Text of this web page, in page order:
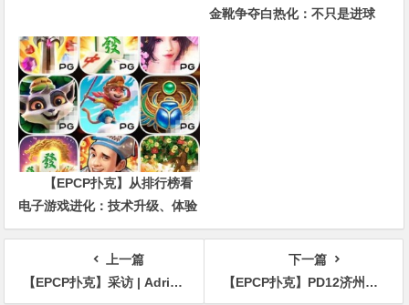
金靴争夺白热化：不只是进球
【EPCP扑克】从排行榜看
电子游戏进化：技术升级、体验
创新与未来趋势
上一篇
【EPCP扑克】采访 | Adrian Mateos-充满激情、风险和成功的旅程
下一篇
【EPCP扑克】PD12济州站 | 多位QQPK中国战队成员从主赛第一轮晋级！主赛1656人次参赛，179位选手会师第二轮